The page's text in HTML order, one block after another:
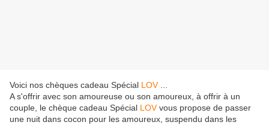
Voici nos chèques cadeau Spécial LOV
A s'offrir avec son amoureuse ou son amoureux, à offrir à un
couple, le chèque cadeau Spécial LOVvous propose de passer
une nuit dans cocon pour les amoureux, suspendu dans les